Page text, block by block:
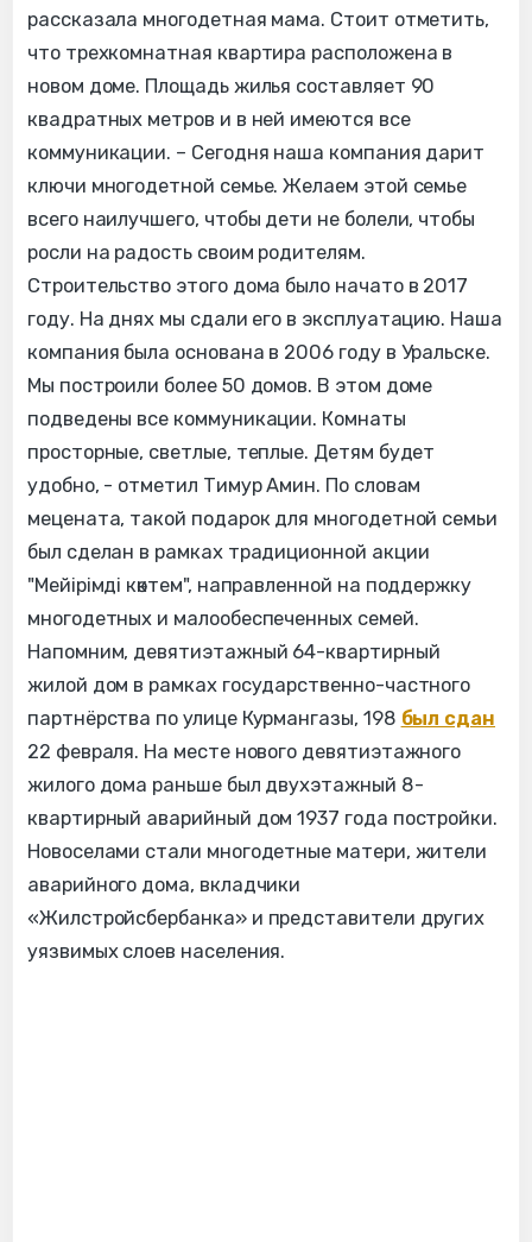
рассказала многодетная мама. Стоит отметить,
что трехкомнатная квартира расположена в
новом доме. Площадь жилья составляет 90
квадратных метров и в ней имеются все
коммуникации. – Сегодня наша компания дарит
ключи многодетной семье. Желаем этой семье
всего наилучшего, чтобы дети не болели, чтобы
росли на радость своим родителям.
Строительство этого дома было начато в 2017
году. На днях мы сдали его в эксплуатацию. Наша
компания была основана в 2006 году в Уральске.
Мы построили более 50 домов. В этом доме
подведены все коммуникации. Комнаты
просторные, светлые, теплые. Детям будет
удобно, - отметил Тимур Амин. По словам
мецената, такой подарок для многодетной семьи
был сделан в рамках традиционной акции
"Мейірімді көктем", направленной на поддержку
многодетных и малообеспеченных семей.
Напомним, девятиэтажный 64-квартирный
жилой дом в рамках государственно-частного
партнёрства по улице Курмангазы, 198 был сдан
22 февраля. На месте нового девятиэтажного
жилого дома раньше был двухэтажный 8-
квартирный аварийный дом 1937 года постройки.
Новоселами стали многодетные матери, жители
аварийного дома, вкладчики
«Жилстройсбербанка» и представители других
уязвимых слоев населения.